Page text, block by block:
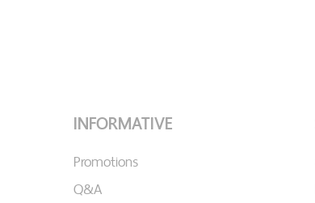
INFORMATIVE
Promotions
Q&A